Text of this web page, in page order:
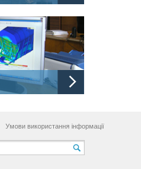
Умови використання інформації